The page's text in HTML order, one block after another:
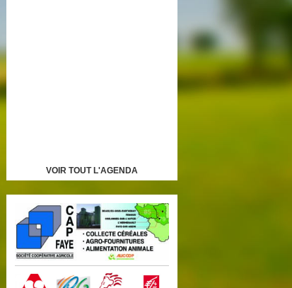
VOIR TOUT L'AGENDA